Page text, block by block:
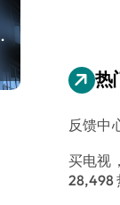
热
反馈中
买电视
28,498